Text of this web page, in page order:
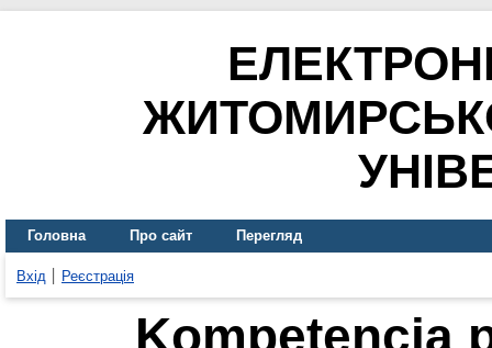
Головна Про сайт Перегляд
Вхід Реєстрація
Kompetencja